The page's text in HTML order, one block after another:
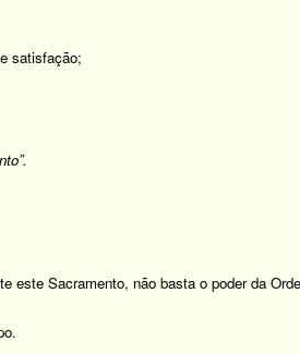
satisfação;
este Sacramento, não basta o poder da